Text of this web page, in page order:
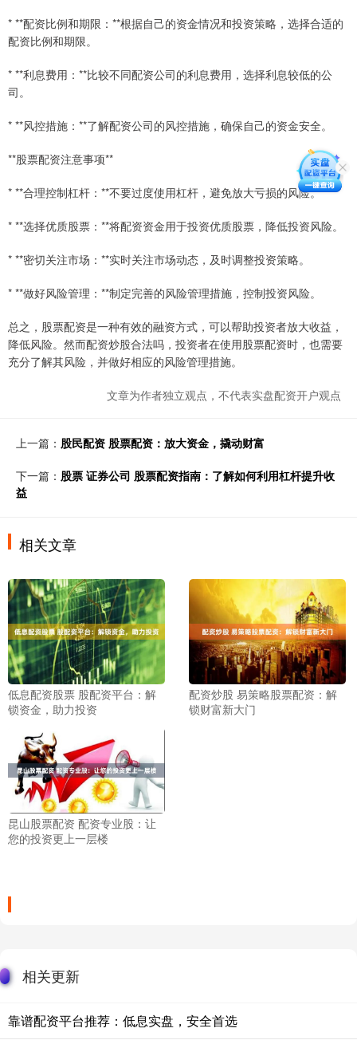
* **配资比例和期限：**根据自己的资金情况和投资策略，选择合适的
配资比例和期限。
* **利息费用：**比较不同配资公司的利息费用，选择利息较低的公
司。
* **风控措施：**了解配资公司的风控措施，确保自己的资金安全。
**股票配资注意事项**
* **合理控制杠杆：**不要过度使用杠杆，避免放大亏损的风险。
* **选择优质股票：**将配资资金用于投资优质股票，降低投资风险。
* **密切关注市场：**实时关注市场动态，及时调整投资策略。
* **做好风险管理：**制定完善的风险管理措施，控制投资风险。
总之，股票配资是一种有效的融资方式，可以帮助投资者放大收益，
降低风险。然而配资炒股合法吗，投资者在使用股票配资时，也需要
充分了解其风险，并做好相应的风险管理措施。
文章为作者独立观点，不代表实盘配资开户观点
上一篇： 股民配资 股票配资：放大资金，撬动财富
下一篇： 股票 证券公司 股票配资指南：了解如何利用杠杆提升收
益
相关文章
低息配资股票 股配资平台：解
锁资金，助力投资
配资炒股 易策略股票配资：解
锁财富新大门
昆山股票配资 配资专业股：让
您的投资更上一层楼
相关更新
靠谱配资平台推荐：低息实盘，安全首选